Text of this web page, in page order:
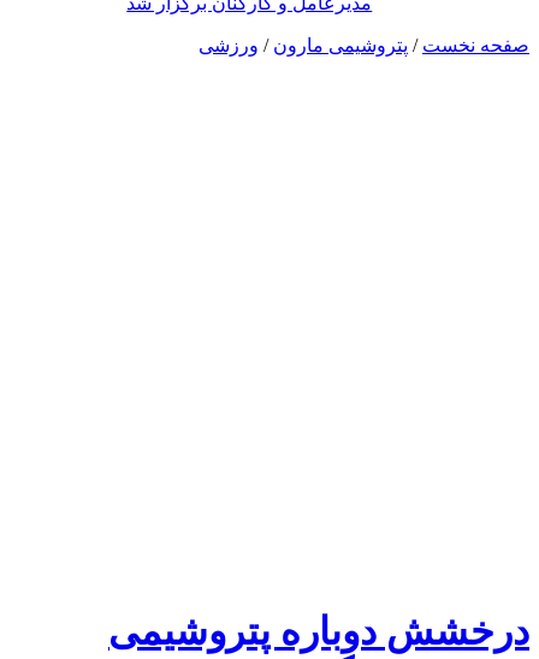
صفحه نخست / پتروشیمی مارون / ورزشی
درخشش دوباره پتروشیمی